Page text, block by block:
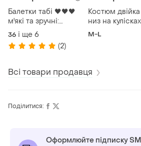
Балетки табі 🖤🖤🖤
м'які та зручні:
шоколад, беж,
чорний, вишня
36 і ще 6
(2)
Костюм двійка
низ на кулісках
M-L
Всі товари продавця
Поділитися:
Оформлюйте підписку